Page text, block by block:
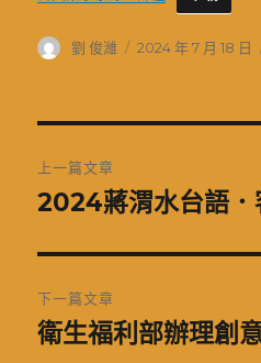
作
劉 俊濰
發
2024 年 7 月 18 日
章
覽
上一篇文章
上
篇
文
章:
2024蔣渭水台語．
下一篇文章
下
衛生福利部辦理創